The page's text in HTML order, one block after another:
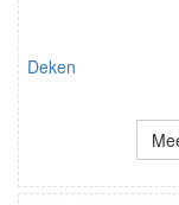
Deken